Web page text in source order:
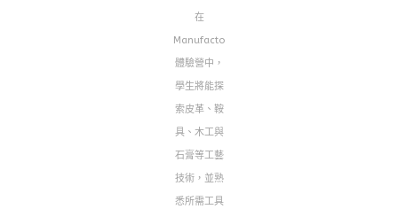
在
Manufacto
體驗營中，
學生將能探
索皮革、鞍
具、木工與
石膏等工藝
技術，並熟
悉所需工具